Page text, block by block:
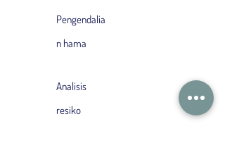
Pengendalia
n hama
Analisis
resiko